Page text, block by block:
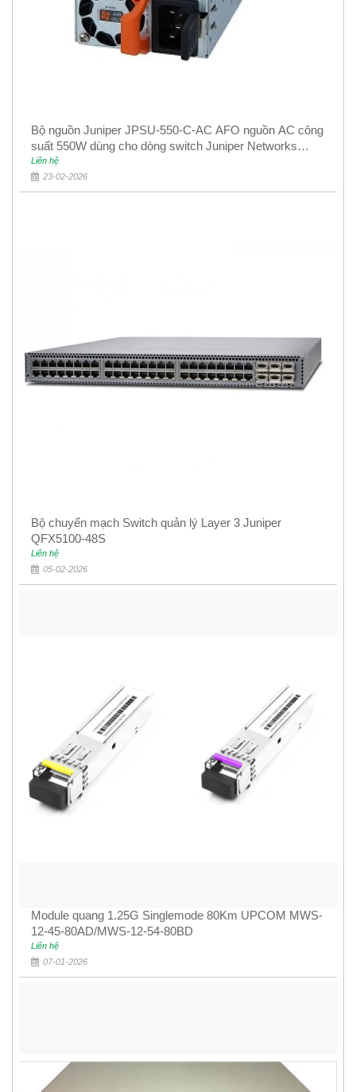
Bộ nguồn Juniper JPSU-550-C-AC AFO nguồn AC công
suất 550W dùng cho dòng switch Juniper Networks
EX4400
Liên hệ
23-02-2026
Bộ chuyển mạch Switch quản lý Layer 3 Juniper
QFX5100-48S
Liên hệ
05-02-2026
Module quang 1.25G Singlemode 80Km UPCOM MWS-
12-45-80AD/MWS-12-54-80BD
Liên hệ
07-01-2026